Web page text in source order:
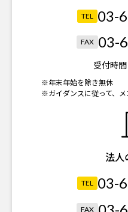
TEL 03-
FAX 03-
受付時間
※年末年始を除き無休
※ガイダンスに従って、メ
法人
TEL 03-
FAX